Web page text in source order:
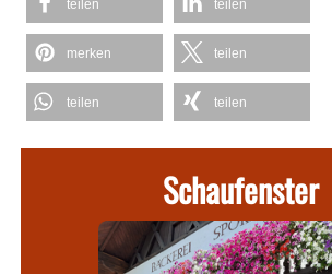
teilen teilen
merken teilen
teilen teilen
Schaufenster